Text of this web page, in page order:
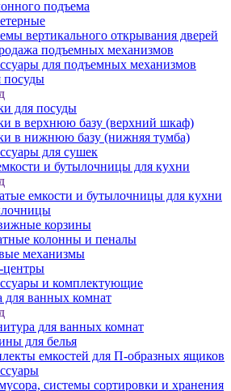
подъема
вертикального открывания дверей
подъемных механизмов
для подъемных механизмов
для посуды
в верхнюю базу (верхний шкаф)
в нижнюю базу (нижняя тумба)
для сушек
и бутылочницы для кухни
емкости и бутылочницы для кухни
корзины
колонны и пеналы
механизмы
и комплектующие
для ванных комнат
для ванных комнат
для белья
емкостей для П-образных ящиков
системы сортировки и хранения